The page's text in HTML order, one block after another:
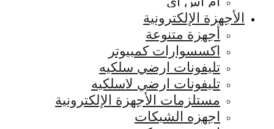
الأجهزة الإلكترونية
أجهزة متنوعة
اكسسوارات كمبيوتر
تليفونات ارضي سلكيه
تليفونات ارضي لاسلكيه
مستلزمات الأجهزة الإلكترونية
اجهزه الشبكات